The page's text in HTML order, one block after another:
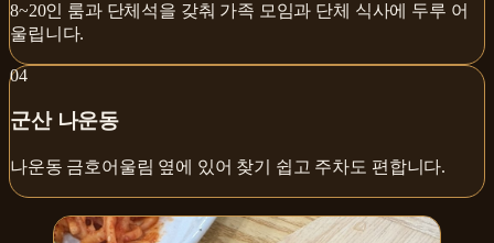
8~20인 룸과 단체석을 갖춰 가족 모임과 단체 식사에 두루 어
울립니다.
04
군산 나운동
나운동 금호어울림 옆에 있어 찾기 쉽고 주차도 편합니다.